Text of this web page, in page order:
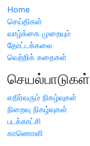
Home
செய்திகள்
வாழ்க்கை முறையும்
தோட்டக்கலை
வெற்றிக் கதைகள்
செயல்பாடுகள்
எதிர்வரும் நிகழ்வுகள்
நிறைவு நிகழ்வுகள்
படக்காட்சி
காணொளி